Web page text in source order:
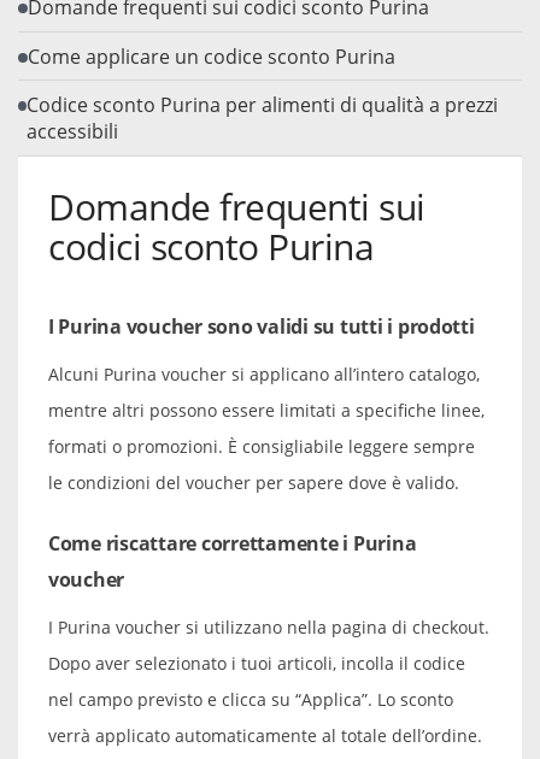
Domande frequenti sui codici sconto Purina
Come applicare un codice sconto Purina
Codice sconto Purina per alimenti di qualità a prezzi
accessibili
Domande frequenti sui
codici sconto Purina
I Purina voucher sono validi su tutti i prodotti
Alcuni Purina voucher si applicano all’intero catalogo,
mentre altri possono essere limitati a specifiche linee,
formati o promozioni. È consigliabile leggere sempre
le condizioni del voucher per sapere dove è valido.
Come riscattare correttamente i Purina
voucher
I Purina voucher si utilizzano nella pagina di checkout.
Dopo aver selezionato i tuoi articoli, incolla il codice
nel campo previsto e clicca su “Applica”. Lo sconto
verrà applicato automaticamente al totale dell’ordine.